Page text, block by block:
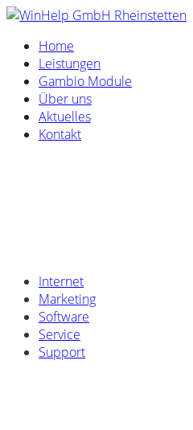
Home
Leistungen
Gambio Module
Über uns
Aktuelles
Kontakt
Internet
Marketing
Software
Service
Support